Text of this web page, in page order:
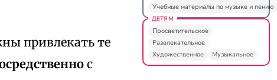
привлекать те
с
Учебные материалы по музыке и пению
ДЕТЯМ
Просветительское
Развлекательное
Художественное
Музыкальное